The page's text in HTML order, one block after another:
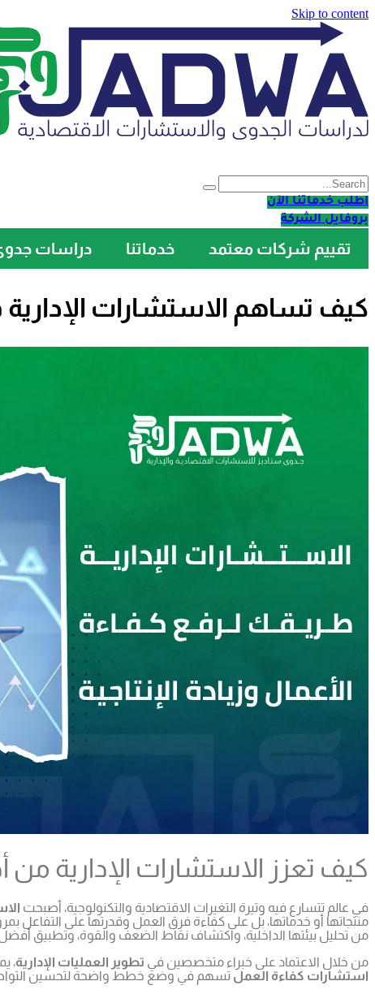
Skip to content
اطلب خدماتنا الآن
بروفايل الشركة
تقييم شركات معتمد خدماتنا دراسات
كيف تساهم الاستشارات
كيف تعزز الاستشارات الإدارية
في عالم تتسارع فيه وتيرة التغيرات الاقتصادية والتكنولوجية، أصبحت
منتجاتها أو خدماتها، بل على كفاءة فرق العمل وقدرتها على التفاعل
من تحليل بيئتها الداخلية، واكتشاف نقاط الضعف والقوة، وتطبيق
من خلال الاعتماد على خبراء متخصصين في تطوير العمليات الإدارية،
استشارات كفاءة العمل تسهم في وضع خطط واضحة لتحسين التواصل